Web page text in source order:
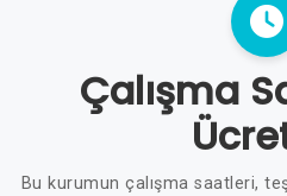
Çalışma
Bu kurumun çalışma saatleri,